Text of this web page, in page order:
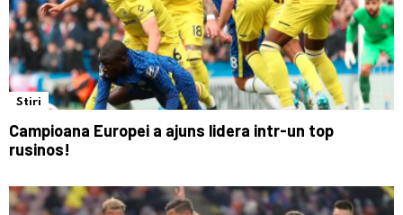
Stiri
Campioana Europei a ajuns lidera intr-un top
rusinos!